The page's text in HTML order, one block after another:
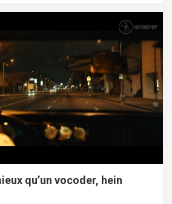
qu’un vocoder, hein